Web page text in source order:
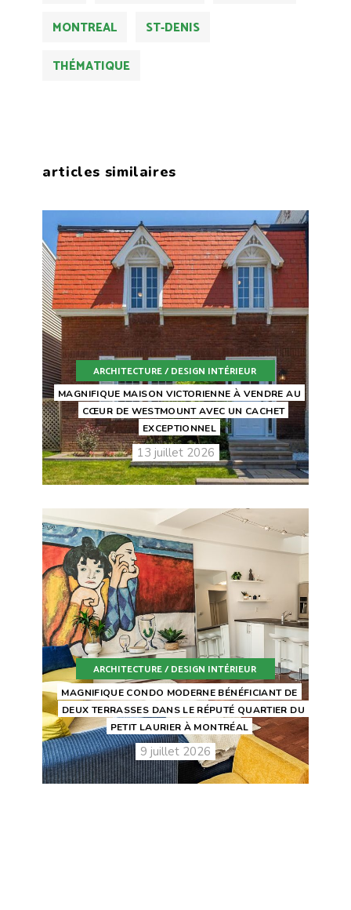
MONTREAL
ST-DENIS
THÉMATIQUE
articles similaires
ARCHITECTURE / DESIGN INTÉRIEUR
MAGNIFIQUE MAISON VICTORIENNE À VENDRE AU
CŒUR DE WESTMOUNT AVEC UN CACHET
EXCEPTIONNEL
13 juillet 2026
ARCHITECTURE / DESIGN INTÉRIEUR
MAGNIFIQUE CONDO MODERNE BÉNÉFICIANT DE
DEUX TERRASSES DANS LE RÉPUTÉ QUARTIER DU
PETIT LAURIER À MONTRÉAL
9 juillet 2026